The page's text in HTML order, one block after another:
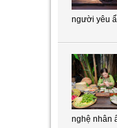
người yêu
nghệ nhân